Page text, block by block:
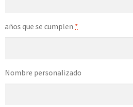
años que se cumplen *
Nombre personalizado